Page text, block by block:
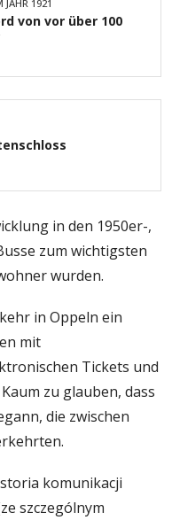
1921
von vor über 100
in den 1950er-,
zum wichtigsten
wurden.
in Oppeln ein
mit
Tickets und
zu glauben, dass
die zwischen
komunikacji
szczególnym